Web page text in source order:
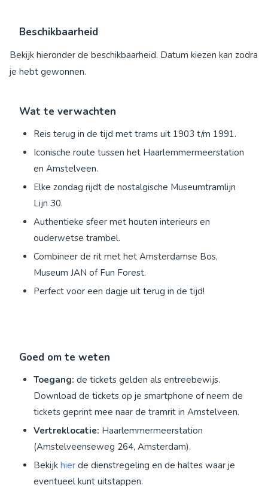
Beschikbaarheid
Bekijk hieronder de beschikbaarheid. Datum kiezen kan zodra
je hebt gewonnen.
Wat te verwachten
Reis terug in de tijd met trams uit 1903 t/m 1991.
Iconische route tussen het Haarlemmermeerstation
en Amstelveen.
Elke zondag rijdt de nostalgische Museumtramlijn
Lijn 30.
Authentieke sfeer met houten interieurs en
ouderwetse trambel.
Combineer de rit met het Amsterdamse Bos,
Museum JAN of Fun Forest.
Perfect voor een dagje uit terug in de tijd!
Goed om te weten
Toegang: de tickets gelden als entreebewijs.
Download de tickets op je smartphone of neem de
tickets geprint mee naar de tramrit in Amstelveen.
Vertreklocatie: Haarlemmermeerstation
(Amstelveenseweg 264, Amsterdam).
Bekijk hier de dienstregeling en de haltes waar je
eventueel kunt uitstappen.